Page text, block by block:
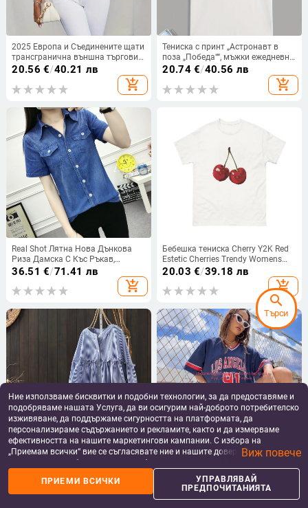
2025 Европа и Съединените щати
трансгранична външна търговия
Amazon пролет и лято нови
ежедневни микроеластични
модни прозрачни мрежести
20.56 €/40.21 лв
add_shopping_cart
Тениска с принт „Астронавт в
поза „Победа““, мъжки ежедневни
тениски
20.74€/40.56 лв
add_shopping_cart
Real Shot Лятна Нова Дънкова
Риза Дамска С Къс Ръкав,
Плюшени Размери, Памучна
Вталена Кройка, Универсален
Тънък Дънков Плат
36.51 €/71.41 лв
add_shopping_cart
Бебешка тениска Cherry Y2K Red
Estetic Cherries Trendy Womens
Coq
20.03 €/39.18 лв
add_shopping_cart
Фабрични директни продажби,
сини райета, памучна риза за
жени с дълъг ръкав, пролетен нов
стил, гъбички, свободна риза с
Дамска тениска с райета и V-
щампа от европейски и
американски спортове в Лос
Анджелис
16.45€/32.17 лв
Ние използваме бисквитки и подобни технологии, за да предоставяме и
подобряваме нашата Услуга, да ви осигурим най-доброто потребителско
изживяване, да поддържаме сигурността на платформата, да
персонализираме съдържанието и рекламите, както и да измерваме
ефективността на нашите маркетингови кампании. С избора на
„Приемам всички“ вие се съгласявате ние и нашите доверени партньори
да съхраняваме бисквитки и подобни технологии на вашето устройство
за рекламни и аналитични цели. Можете по всяко време да управлявате
своите предпочитания, като натиснете „Управлявай предпочитанията“.
За повече информация, моля, вижте нашата
Виж повече
ПРИЕМИ ВСИЧКИ
УПРАВЛЯВАЙ
ПРЕДПОЧИТАНИЯТА
search
Търси